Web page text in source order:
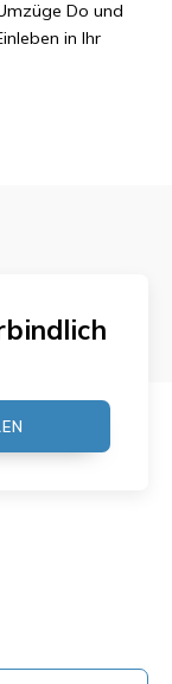
Do und
in Ihr